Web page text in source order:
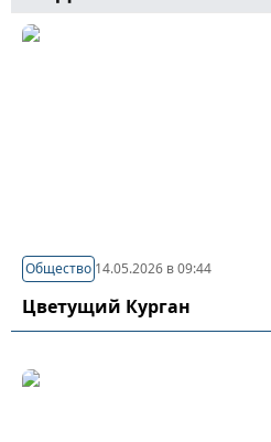
Общество 14.05.2026 в 09:44
Цветущий Курган